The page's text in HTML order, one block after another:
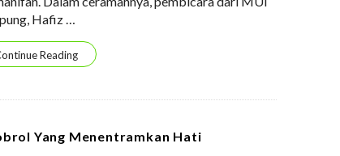
Hafiz…
Reading
Yang Menentramkan Hati